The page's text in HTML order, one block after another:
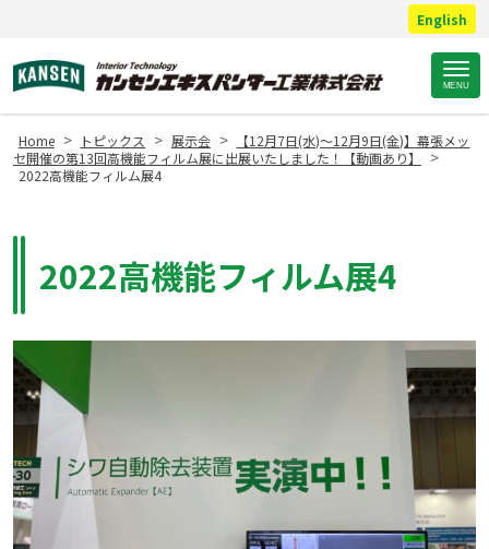
English
MENU
Home > トピックス > 展示会 >
【12月7日(水)～12月9日(金)】幕張メッ
セ開催の第13回高機能フィルム展に出展いたしました！【動画あり】
>
2022高機能フィルム展4
2022高機能フィルム展4
Site
Footer